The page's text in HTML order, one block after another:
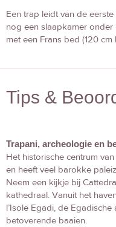
Een trap leidt van de
nog een slaapkamer onder
met een Frans bed (120 cm
Tips &
Trapani, archeologie en
Het historische centrum
en heeft veel barokke
Neem een kijkje bij
kathedraal. Vanuit het
l’Isole Egadi, de
betoverende baaien.